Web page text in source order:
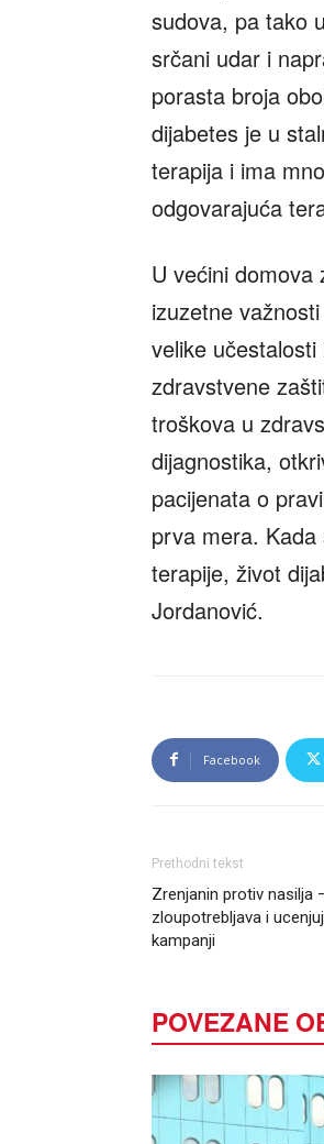
sudova, pa tako
srčani udar i
porasta broja
dijabetes je u
terapija i ima
odgovarajuća
U većini domova
izuzetne
velike
zdravstvene
troškova u
dijagnostika,
pacijenata o
prva mera.
terapije, život
Jordanović.
Facebook
Prethodni tekst
Zrenjanin protiv nasilja
zloupotrebljava i
kampanji
POVEZANE